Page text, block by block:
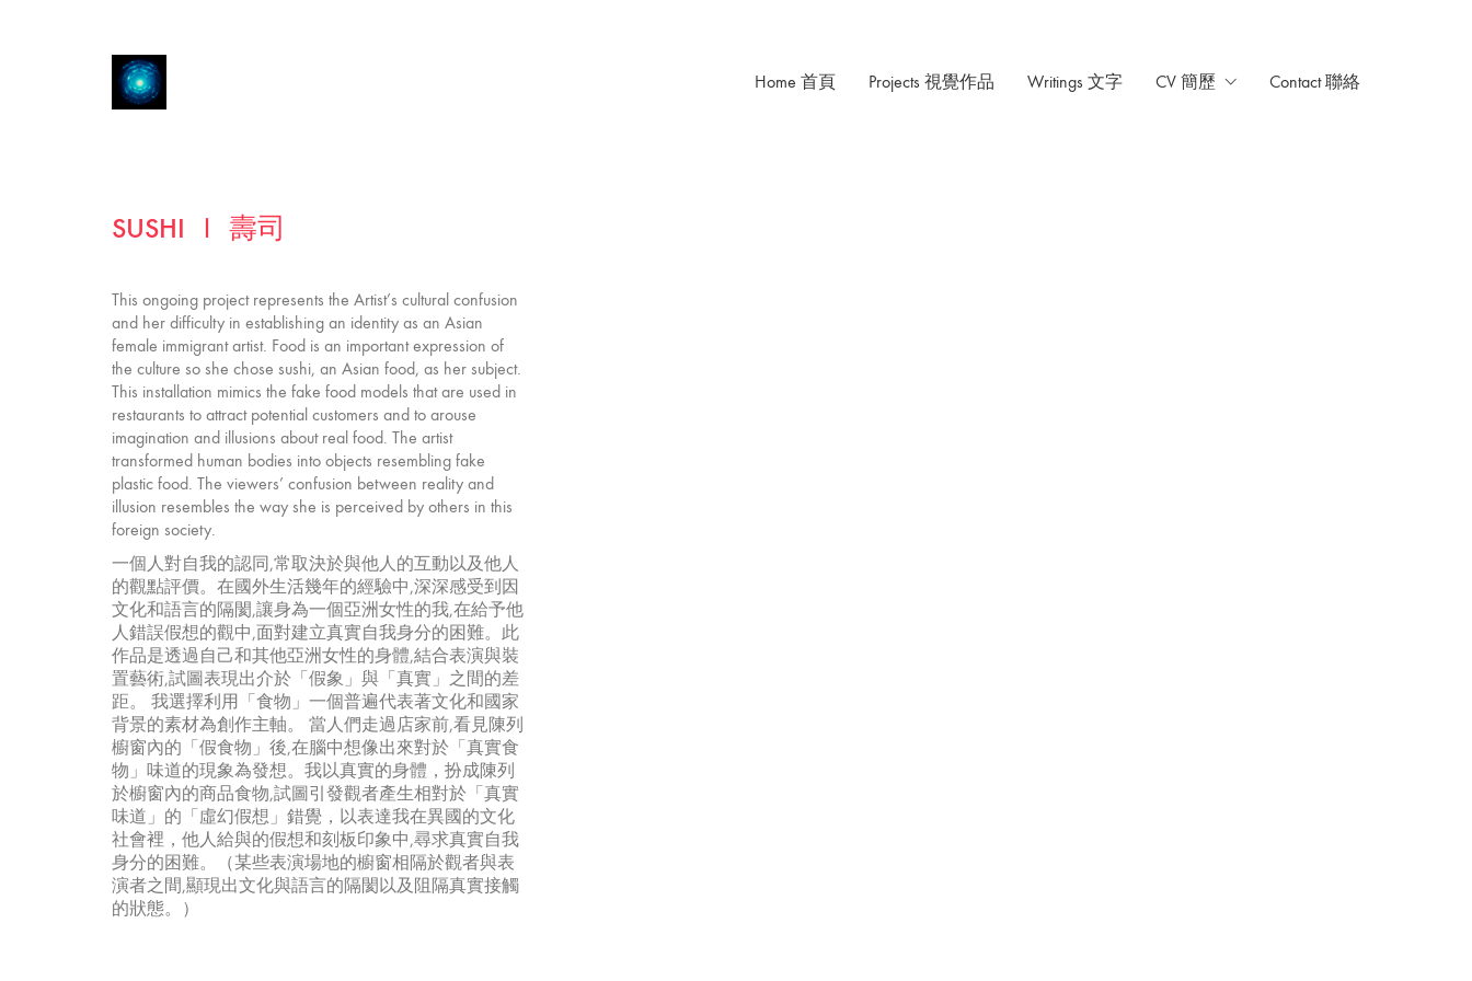
Home 首頁 Projects 視覺作品 Writings 文字 CV 簡歷 Contact 聯絡
SUSHI Ｉ 壽司
This ongoing project represents the Artist’s cultural confusion
and her difficulty in establishing an identity as an Asian
female immigrant artist. Food is an important expression of
the culture so she chose sushi, an Asian food, as her subject.
This installation mimics the fake food models that are used in
restaurants to attract potential customers and to arouse
imagination and illusions about real food. The artist
transformed human bodies into objects resembling fake
plastic food. The viewers’ confusion between reality and
illusion resembles the way she is perceived by others in this
foreign society.
一個人對自我的認同,常取決於與他人的互動以及他人
的觀點評價。在國外生活幾年的經驗中,深深感受到因
文化和語言的隔閡,讓身為一個亞洲女性的我,在給予他
人錯誤假想的觀中,面對建立真實自我身分的困難。此
作品是透過自己和其他亞洲女性的身體,結合表演與裝
置藝術,試圖表現出介於「假象」與「真實」之間的差
距。 我選擇利用「食物」一個普遍代表著文化和國家
背景的素材為創作主軸。 當人們走過店家前,看見陳列
櫥窗內的「假食物」後,在腦中想像出來對於「真實食
物」味道的現象為發想。我以真實的身體，扮成陳列
於櫥窗內的商品食物,試圖引發觀者產生相對於「真實
味道」的「虛幻假想」錯覺，以表達我在異國的文化
社會裡，他人給與的假想和刻板印象中,尋求真實自我
身分的困難。（某些表演場地的櫥窗相隔於觀者與表
演者之間,顯現出文化與語言的隔閡以及阻隔真實接觸
的狀態。）